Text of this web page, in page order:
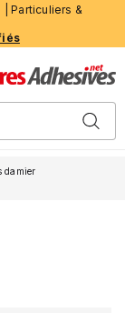
Particuliers &
damier